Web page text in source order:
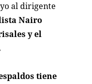
al dirigente
Nairo
y el
tiene